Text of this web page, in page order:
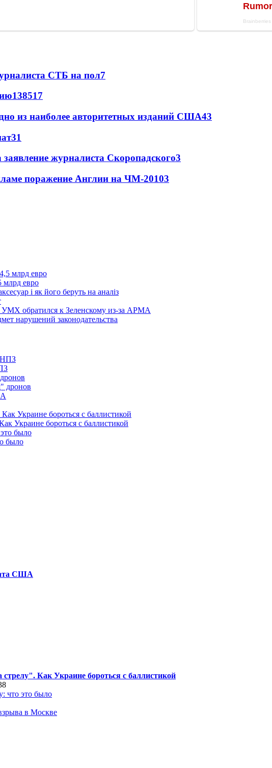
СТБ на пол7
138517
из наиболее авторитетных изданий США43
31
журналиста Скоропадского3
поражение Англии на ЧМ-20103
млрд евро
і як його беруть на аналіз
УМХ обратился к Зеленскому из-за АРМА
нарушений законодательства
дронов
Украине бороться с баллистикой
было
США
Как Украине бороться с баллистикой
что это было
в Москве